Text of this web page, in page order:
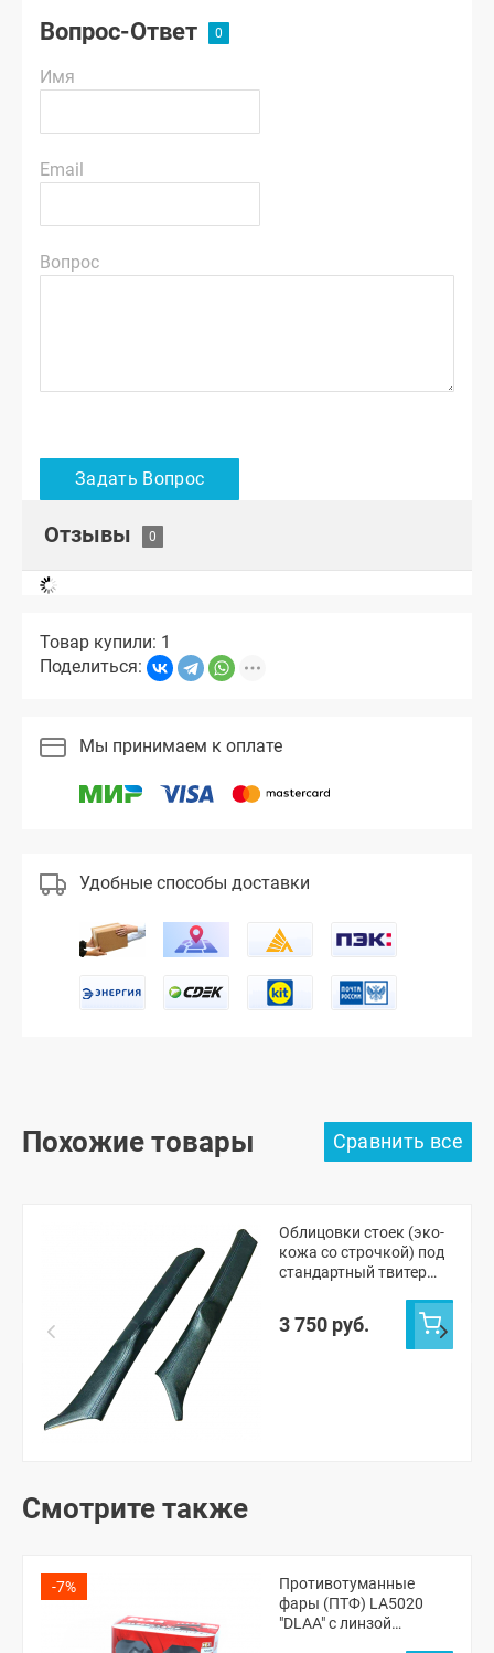
Вопрос-Ответ
Имя
Email
Вопрос
Отзывы
Товар купили: 1
Поделиться:
Мы принимаем к оплате
Удобные способы доставки
Похожие товары
Облицовки стоек (эко-
кожа со строчкой) под
стандартный твитер
3 750 руб.
Смотрите также
-7%
Противотуманные
фары (ПТФ) LA5020
"DLAA" с линзой